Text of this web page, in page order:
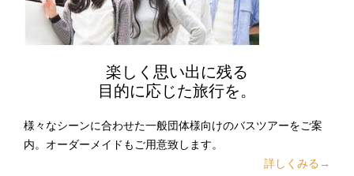
楽しく思い出に残る
目的に応じた旅行を。
様々なシーンに合わせた一般団体様向けのバスツアーをご案
内。オーダーメイドもご用意致します。
詳しくみる→